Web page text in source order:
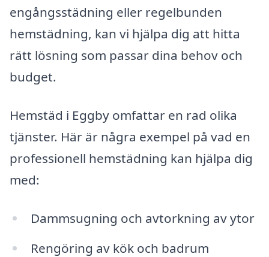
engångsstädning eller regelbunden
hemstädning, kan vi hjälpa dig att hitta
rätt lösning som passar dina behov och
budget.
Hemstäd i Eggby omfattar en rad olika
tjänster. Här är några exempel på vad en
professionell hemstädning kan hjälpa dig
med:
Dammsugning och avtorkning av ytor
Rengöring av kök och badrum